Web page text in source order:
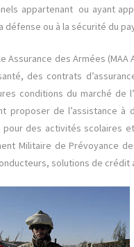
appartenant ou ayant
défense ou à la sécurité du
Assurance des Armées
des contrats
conditions du marché de l’
proposer de l’assistance à
des activités scolaires
Militaire de Prévoyance
solutions de